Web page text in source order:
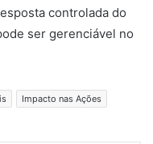
controlada do
ser gerenciável no
Impacto nas Ações